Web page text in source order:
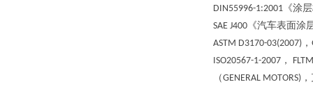
DIN55996-1:2001 《涂
SAE J400 《汽车表面涂
ASTM D3170-03(2007) ，
ISO20567-1-2007 ，
（GENERAL MOTORS)